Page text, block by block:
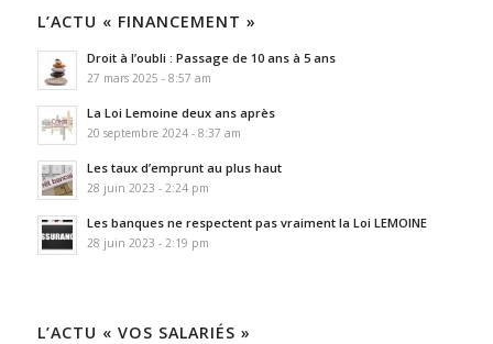
L’ACTU « FINANCEMENT »
Droit à l’oubli : Passage de 10 ans à 5 ans
27 mars 2025 - 8:57 am
La Loi Lemoine deux ans après
20 septembre 2024 - 8:37 am
Les taux d’emprunt au plus haut
28 juin 2023 - 2:24 pm
Les banques ne respectent pas vraiment la Loi LEMOINE
28 juin 2023 - 2:19 pm
L’ACTU « VOS SALARIÉS »